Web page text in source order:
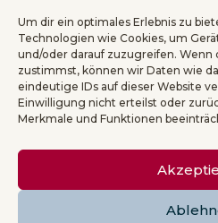
Um dir ein optimales Erlebnis zu
Technologien wie Cookies, um
und/oder darauf zuzugreifen. Wenn
zustimmst, können wir Daten wie
eindeutige IDs auf dieser Website
Einwilligung nicht erteilst oder
Merkmale und Funktionen
AGB
IMPRESSUM